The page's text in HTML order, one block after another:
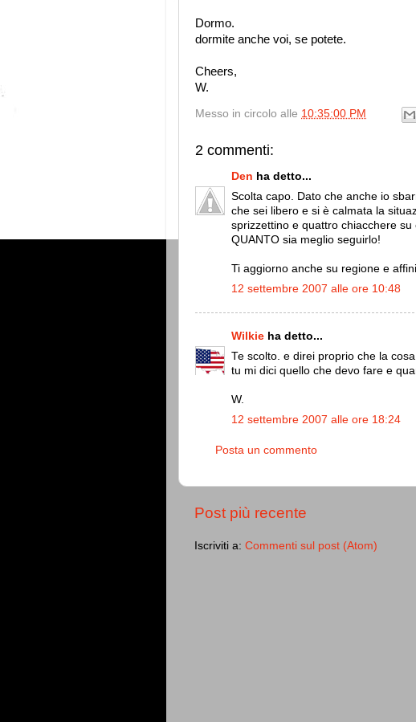
Dormo.
dormite anche voi, se potete.
Cheers,
W.
Messo in circolo alle 10:35:00 PM
2 commenti:
Den ha detto...
Scolta capo. Dato che anche io
che sei libero e si è calmata la
sprizzettino e quattro chiacchere
QUANTO sia meglio seguirlo!
Ti aggiorno anche su regione e affini.
12 settembre 2007 alle ore 10:48
Wilkie ha detto...
Te scolto. e direi proprio che la
tu mi dici quello che devo fare e
W.
12 settembre 2007 alle ore 18:24
Posta un commento
Post più recente
Iscriviti a: Commenti sul post (Atom)